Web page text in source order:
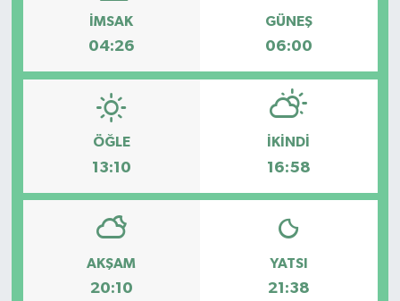
İMSAK
04:26
GÜNEŞ
06:00
ÖĞLE
13:10
İKINDI
16:58
AKŞAM
20:10
YATSI
21:38
Sanat